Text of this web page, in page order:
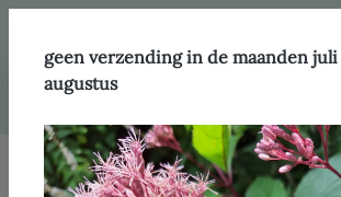
geen verzending in de maanden
augustus